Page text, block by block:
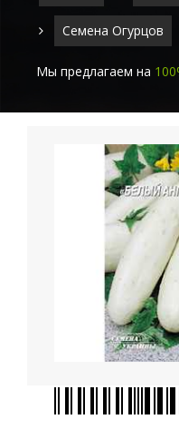
Семена Огурцов
Мы предлагаем на